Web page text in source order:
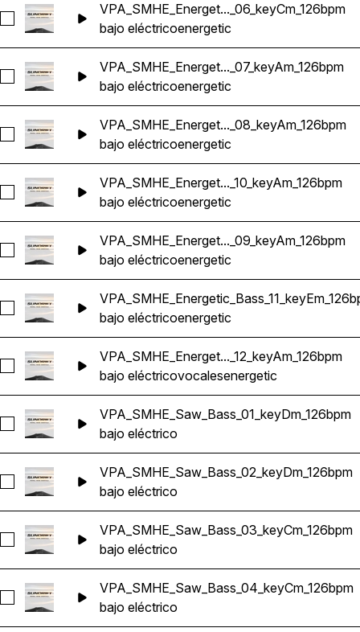
Seleccionar VPA_SMHE_Energetic_Bass_06_keyCm_126bpm
VPA_SMHE_Energet..._06_keyCm_126bpm
bajo eléctricoenergetic
Seleccionar VPA_SMHE_Energetic_Bass_07_keyAm_126bpm
VPA_SMHE_Energet..._07_keyAm_126bpm
bajo eléctricoenergetic
Seleccionar VPA_SMHE_Energetic_Bass_08_keyAm_126bpm
VPA_SMHE_Energet..._08_keyAm_126bpm
bajo eléctricoenergetic
Seleccionar VPA_SMHE_Energetic_Bass_10_keyAm_126bpm
VPA_SMHE_Energet..._10_keyAm_126bpm
bajo eléctricoenergetic
Seleccionar VPA_SMHE_Energetic_Bass_09_keyAm_126bpm
VPA_SMHE_Energet..._09_keyAm_126bpm
bajo eléctricoenergetic
Seleccionar VPA_SMHE_Energetic_Bass_11_keyEm_126bpm
bajo eléctricoenergetic
Seleccionar VPA_SMHE_Energetic_Bass_12_keyAm_126bpm
VPA_SMHE_Energet..._12_keyAm_126bpm
bajo eléctricovocalesenergetic
Seleccionar VPA_SMHE_Saw_Bass_01_keyDm_126bpm
VPA_SMHE_Saw_Bass_01_keyDm_126bpm
bajo eléctrico
Seleccionar VPA_SMHE_Saw_Bass_02_keyDm_126bpm
VPA_SMHE_Saw_Bass_02_keyDm_126bpm
bajo eléctrico
Seleccionar VPA_SMHE_Saw_Bass_03_keyCm_126bpm
VPA_SMHE_Saw_Bass_03_keyCm_126bpm
bajo eléctrico
Seleccionar VPA_SMHE_Saw_Bass_04_keyCm_126bpm
VPA_SMHE_Saw_Bass_04_keyCm_126bpm
bajo eléctrico